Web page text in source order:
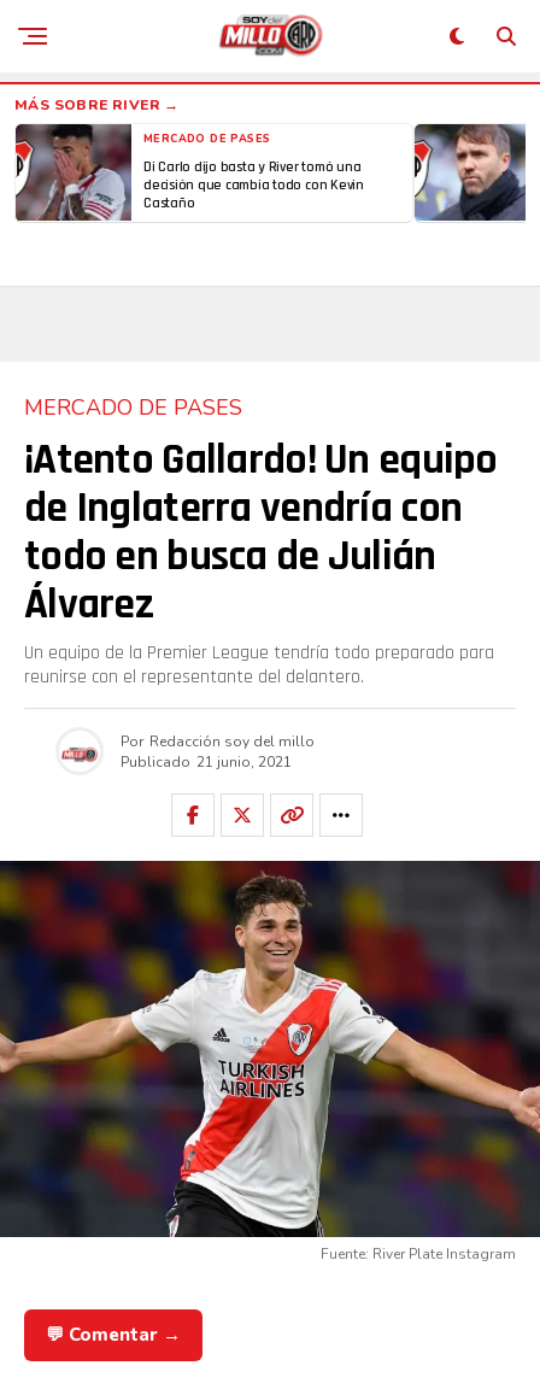
MERCADO DE PASES
Di Carlo dijo basta y River tomó una
decisión que cambia todo con Kevin
Castaño
MERCADO DE PASES
¡Atento Gallardo! Un equipo
de Inglaterra vendría con
todo en busca de Julián
Álvarez
Un equipo de la Premier League tendría todo preparado para
reunirse con el representante del delantero.
Por Redacción soy del millo
Publicado 21 junio, 2021
Fuente: River Plate Instagram
💬 Comentar →